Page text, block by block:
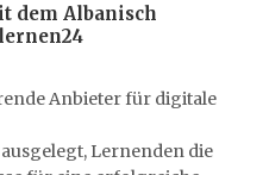
dem Albanisch
Anbieter für digitale
Lernenden die